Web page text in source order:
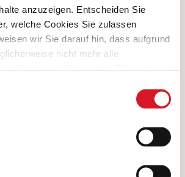
anzuzeigen. Entscheiden Sie
welche Cookies Sie zulassen
wir Sie darauf hin, dass aufgrund
nicht mehr alle
und Cookie Policy.
(Schweiz), Kochsalz), Bier
Hopfen), Gewürzzubereitung
Aromen, Zwiebeln, Salz